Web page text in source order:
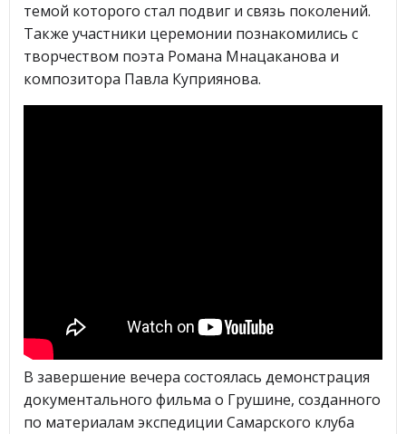
темой которого стал подвиг и связь поколений.
Также участники церемонии познакомились с
творчеством поэта Романа Мнацаканова и
композитора Павла Куприянова.
В завершение вечера состоялась демонстрация
документального фильма о Грушине, созданного
по материалам экспедиции Самарского клуба